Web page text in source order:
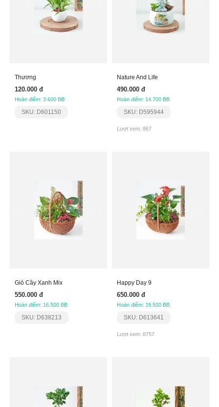
Thương
120.000 đ
Hoàn điểm: 3.600 BB
SKU: D601150
Nature And Life
490.000 đ
Hoàn điểm: 14.700 BB
SKU: D595944
Lượt xem: 867
Giỏ Cây Xanh Mix
550.000 đ
Hoàn điểm: 16.500 BB
SKU: D638213
Happy Day 9
650.000 đ
Hoàn điểm: 19.500 BB
SKU: D613641
Lượt xem: 8757